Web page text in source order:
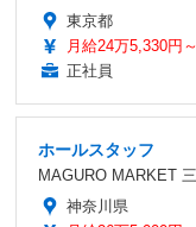
東京都
月給24万5,330円～
正社員
ホールスタッフ
MAGURO MARKET
神奈川県